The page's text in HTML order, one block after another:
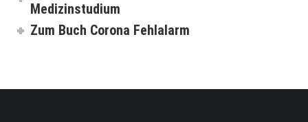
Medizinstudium
Zum Buch Corona Fehlalarm